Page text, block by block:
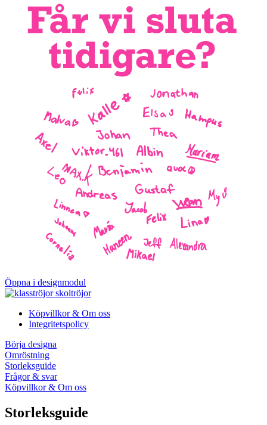
Öppna i designmodul
Köpvillkor & Om oss
Integritetspolicy
Börja designa
Omröstning
Storleksguide
Frågor & svar
Köpvillkor & Om oss
Storleksguide